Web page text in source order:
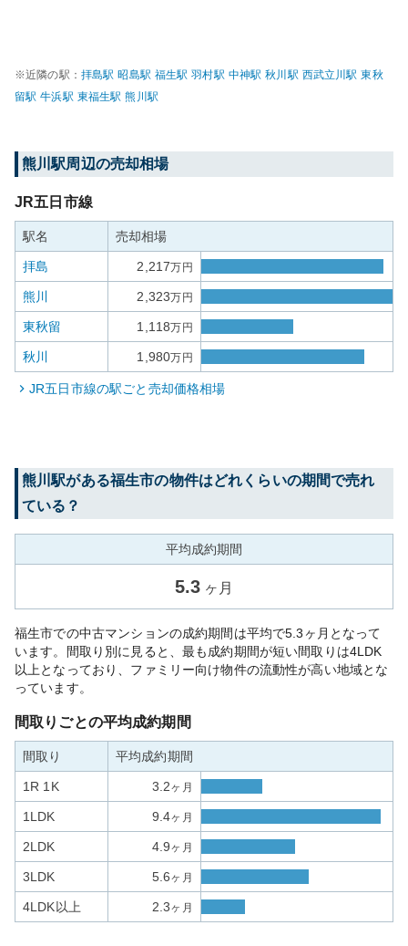
※近隣の駅： 拝島駅 昭島駅 福生駅 羽村駅 中神駅 秋川駅 西武立川駅 東秋
留駅 牛浜駅 東福生駅 熊川駅
熊川駅周辺の売却相場
JR五日市線
駅名 売却相場
拝島 2,217万円
熊川 2,323万円
東秋留 1,118万円
秋川 1,980万円
JR五日市線の駅ごと売却価格相場
熊川駅がある福生市の物件はどれくらいの期間で売れ
ている？
平均成約期間
5.3 ヶ月
福生市での中古マンションの成約期間は平均で5.3ヶ月となって
います。間取り別に見ると、最も成約期間が短い間取りは4LDK
以上となっており、ファミリー向け物件の流動性が高い地域とな
っています。
間取りごとの平均成約期間
間取り 平均成約期間
1R 1K 3.2ヶ月
1LDK 9.4ヶ月
2LDK 4.9ヶ月
3LDK 5.6ヶ月
4LDK以上 2.3ヶ月